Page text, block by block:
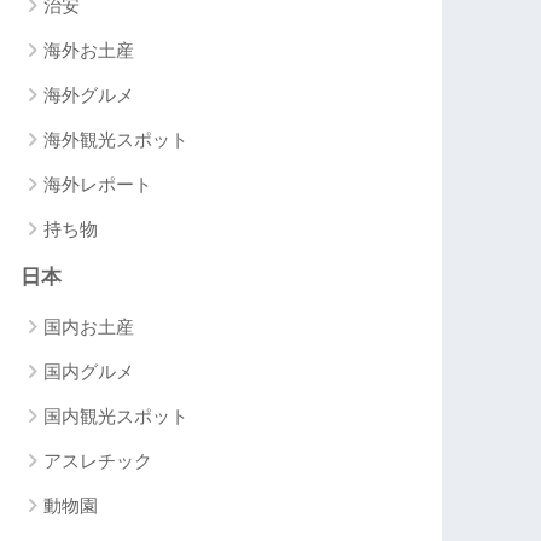
治安
海外お土産
海外グルメ
海外観光スポット
海外レポート
持ち物
日本
国内お土産
国内グルメ
国内観光スポット
アスレチック
動物園